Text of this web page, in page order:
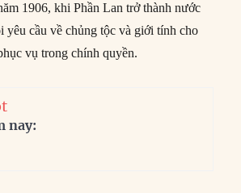
1906, khi Phần Lan trở thành nước
yêu cầu về chủng tộc và giới tính cho
vụ trong chính quyền.
nay: